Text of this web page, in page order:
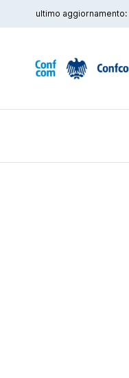
ultimo aggiornamento: